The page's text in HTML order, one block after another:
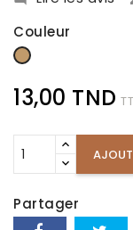
Couleur
Camel
13,00 TND
Partager